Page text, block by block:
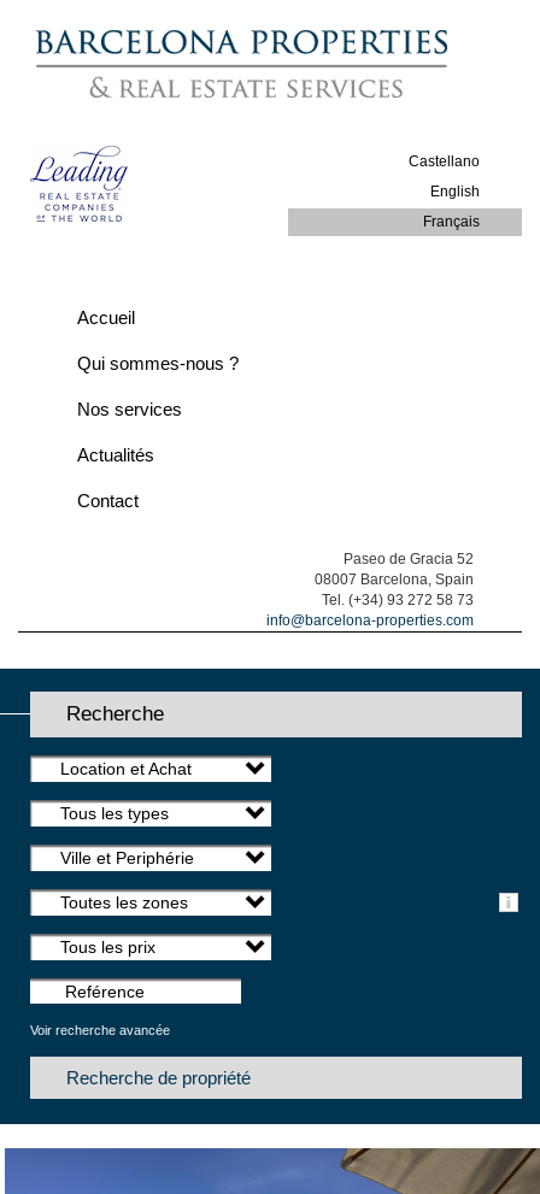
Castellano
English
Français
Accueil
Qui sommes-nous ?
Nos services
Actualités
Contact
Paseo de Gracia 52
08007 Barcelona, Spain
Tel. (+34) 93 272 58 73
info@barcelona-properties.com
Recherche
Location et Achat
Tous les types
Ville et Periphérie
Toutes les zones
Tous les prix
Voir recherche avancée
Recherche de propriété